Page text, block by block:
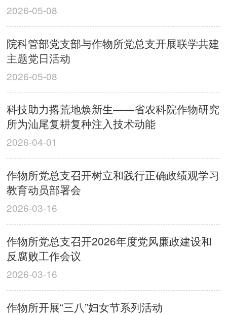
2026-05-08
院科管部党支部与作物所党总支开展联学共建
主题党日活动
2026-05-08
科技助力撂荒地焕新生——省农科院作物研究
所为汕尾复耕复种注入技术动能
2026-04-01
作物所党总支召开树立和践行正确政绩观学习
教育动员部署会
2026-03-16
作物所党总支召开2026年度党风廉政建设和
反腐败工作会议
2026-03-16
作物所开展“三八”妇女节系列活动